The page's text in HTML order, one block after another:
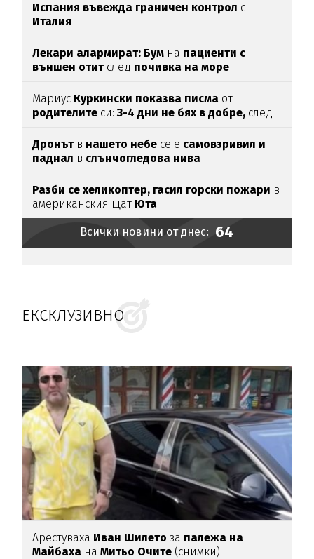
Испания въвежда граничен контрол с
Италия
Лекари алармират: Бум на пациенти с
външен отитслед почивка на море
Мариус Куркински показва писма от
родителите си:3-4 дни не бях в добре, след
Дронътв нашето небе се е самовзривил и
паднал в слънчогледова нива
Разби се хеликоптер, гасил горски пожари в
американския щат Юта
Всички новини от днес: 64
ЕКСКЛУЗИВНО
Арестуваха Иван Шилетоза палежа на
Майбаха наМитьо Очите (снимки)